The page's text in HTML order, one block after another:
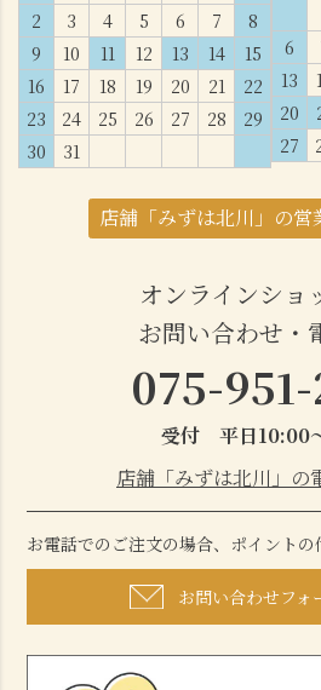
2
3 4 5 6 7
8
9
10 11 12 13 14
15
16
17 18 19 20 21
22
23
24 25 26 27 28
29
30
31
6
13
20
27
店舗「みずは北川」の営
オンラインショ
お問い合わせ・
075-
受付 平日10:00
店舗「みずは北川」の
お電話でのご注文の場合、ポイントの
お問い合わせフォ